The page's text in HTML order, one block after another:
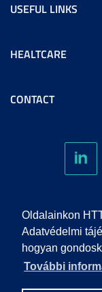
Oldalainkon
Adatvédelmi
hogyan
További
USEFUL LINKS
HEALTCARE
CONTACT